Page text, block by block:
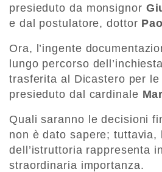
presieduto da monsignor
e dal postulatore, dottor
Ora, l’ingente
lungo percorso
trasferita al Dicastero per
presieduto dal cardinale
Quali saranno le decisioni
non è dato sapere; tuttavia,
dell’istruttoria rappresenta
straordinaria importanza.